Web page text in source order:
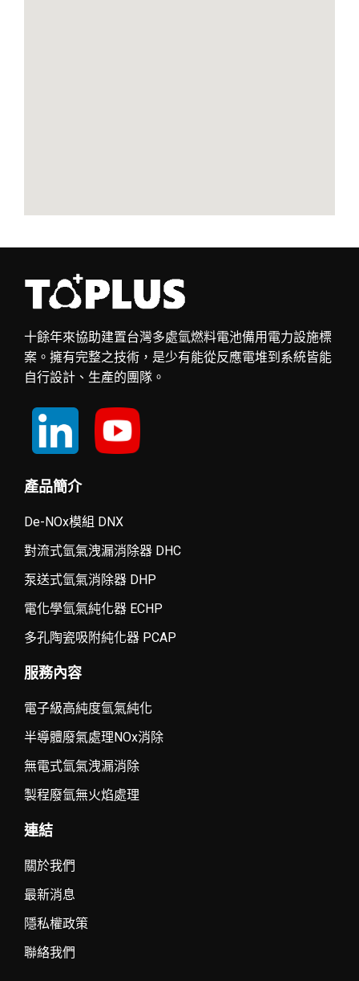
十餘年來協助建置台灣多處氫燃料電池備用電力設施標
案。擁有完整之技術，是少有能從反應電堆到系統皆能
自行設計、生產的團隊。
產品簡介
De-NOx模組 DNX
對流式氫氣洩漏消除器 DHC
泵送式氫氣消除器 DHP
電化學氫氣純化器 ECHP
多孔陶瓷吸附純化器 PCAP
服務內容
電子級高純度氫氣純化
半導體廢氣處理NOx消除
無電式氫氣洩漏消除
製程廢氫無火焰處理
連結
關於我們
最新消息
隱私權政策
聯絡我們